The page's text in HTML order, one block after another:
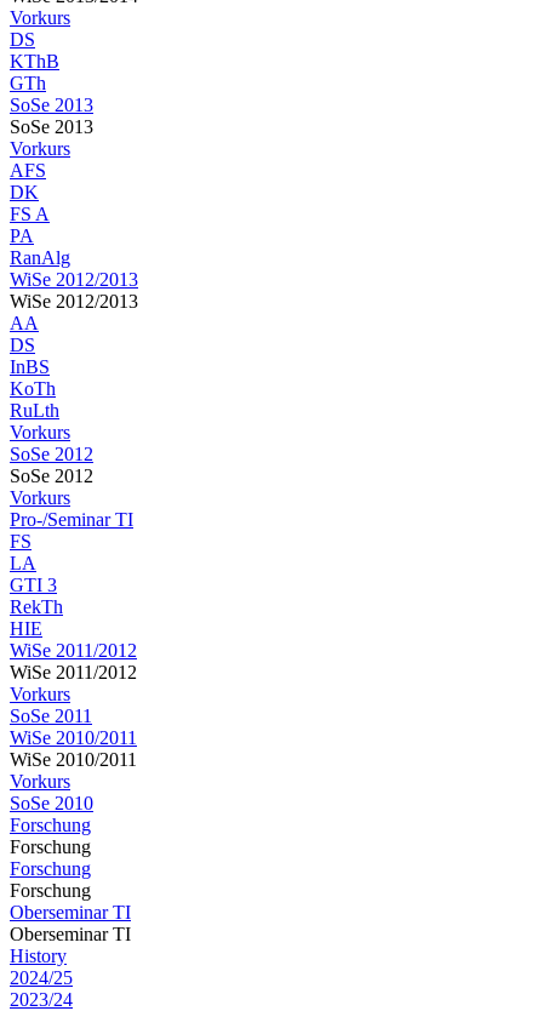
Vorkurs
DS
KThB
GTh
SoSe 2013
SoSe 2013
Vorkurs
AFS
DK
FS A
PA
RanAlg
WiSe 2012/2013
WiSe 2012/2013
AA
DS
InBS
KoTh
RuLth
Vorkurs
SoSe 2012
SoSe 2012
Vorkurs
Pro-/Seminar TI
FS
LA
GTI 3
RekTh
HIE
WiSe 2011/2012
WiSe 2011/2012
Vorkurs
SoSe 2011
WiSe 2010/2011
WiSe 2010/2011
Vorkurs
SoSe 2010
Forschung
Forschung
Forschung
Forschung
Oberseminar TI
Oberseminar TI
History
2024/25
2023/24